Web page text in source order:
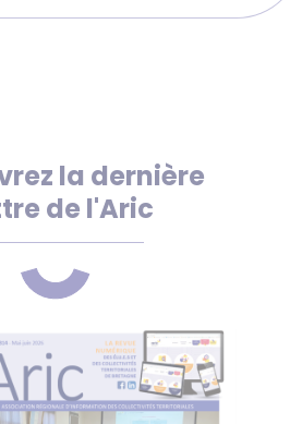
la dernière
de l'Aric